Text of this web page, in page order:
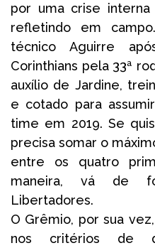
por uma crise
refletindo em
técnico Aguirre
Corinthians pela 33ª
auxílio de Jardine,
e cotado para
time em 2019. Se
precisa somar o
entre os quatro
maneira, vá de
Libertadores.
O Grêmio, por sua
nos critérios de